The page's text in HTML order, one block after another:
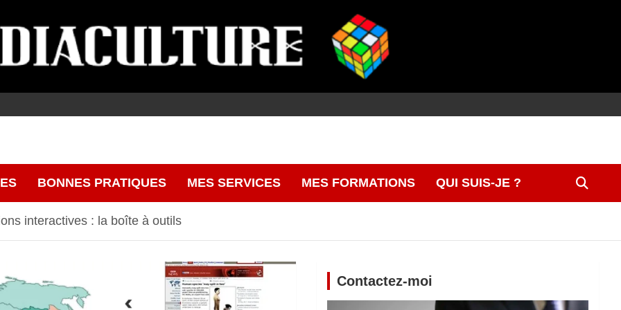
BONNES PRATIQUES MES SERVICES MES FORMATIONS QUI SUIS-JE ?
interactives : la boîte à outils
Contactez-moi